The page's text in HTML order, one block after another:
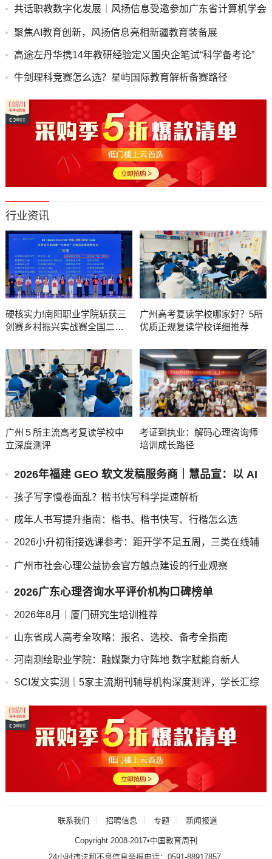
共话职教数字化发展｜风扬信息受邀参加广东省计算机学会
聚焦AI教育创新，风扬信息亮相新疆教育装备展
高途左丹华携14年教研经验定义国央企笔试“科学备考论”
牛剑理科竞赛怎么选？星屿国际教育解析备赛路径
行业资讯
硬核实力!南阳职业学院斩获三
创赛乡村振兴实战赛全国二等
广州高考复读学校哪家好？5所
优质正规复读学校详细推荐
广州５所主流高考复读学校中
立深度测评
考证到执业：解码心理咨询师
培训成长路径
2026年福建 GEO 软文发稿服务商｜慧品宣：以 AI
孩子写字慢卷面乱？楷书快写科学提速解析
成年人书写提升指南：楷书、楷书快写、行楷怎么选
2026小升初衔接选课参考：距开学不足五周，三类在线辅
广州市社会心理公益协会官方触点建设的行业观察
2026广东心理咨询水平评价机构口碑榜单
2026年8月｜厦门研究生培训推荐
山东省成人高考全攻略：报名、选校、备考全指南
河南测绘职业学院：融媒聚力守阵地 数字赋能育新人
SCI发文实测｜5家主流期刊辅导机构深度测评，学长汇综
联系我们 招聘信息 专题 新闻报道
Copyright 2008-2017•中国教育周刊
24小时违法和不良信息举报电话：0591-88917857